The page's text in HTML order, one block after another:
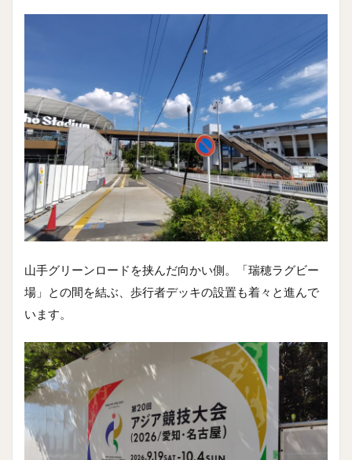
山手グリーンロードを挟んだ向かい側。「瑞穂ラグビー
場」との間を結ぶ、歩行者デッキの設置も着々と進んで
います。